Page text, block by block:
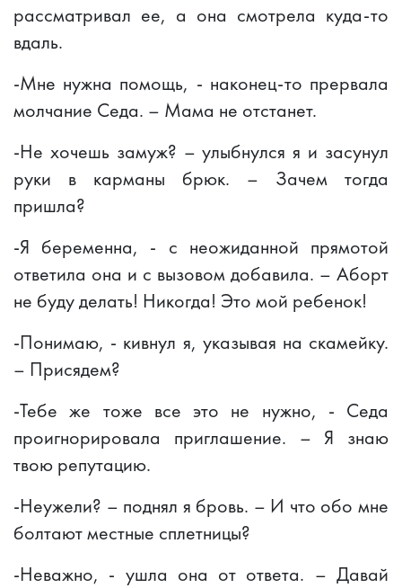
рассматривал ее, а она смотрела куда-то
вдаль.
-Мне нужна помощь, - наконец-то прервала
молчание Седа. – Мама не отстанет.
-Не хочешь замуж? – улыбнулся я и засунул
руки в карманы брюк. – Зачем тогда
пришла?
-Я беременна, - с неожиданной прямотой
ответила она и с вызовом добавила. – Аборт
не буду делать! Никогда! Это мой ребенок!
-Понимаю, - кивнул я, указывая на скамейку.
– Присядем?
-Тебе же тоже все это не нужно, - Седа
проигнорировала приглашение. – Я знаю
твою репутацию.
-Неужели? – поднял я бровь. – И что обо мне
болтают местные сплетницы?
-Неважно, - ушла она от ответа. – Давай